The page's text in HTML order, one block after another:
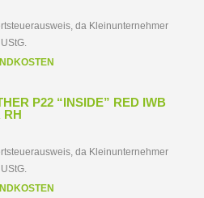
da Kleinunternehmer
P22 “INSIDE” RED IWB
RH
da Kleinunternehmer